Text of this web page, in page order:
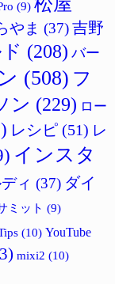
(9)
やま (37)吉野
(208) バー
(508) フ
ン (229) ロー
レシピ (51) レ
インスタ
ィ (37) ダイ
ミット (9)
(10) YouTube
mixi2 (10)